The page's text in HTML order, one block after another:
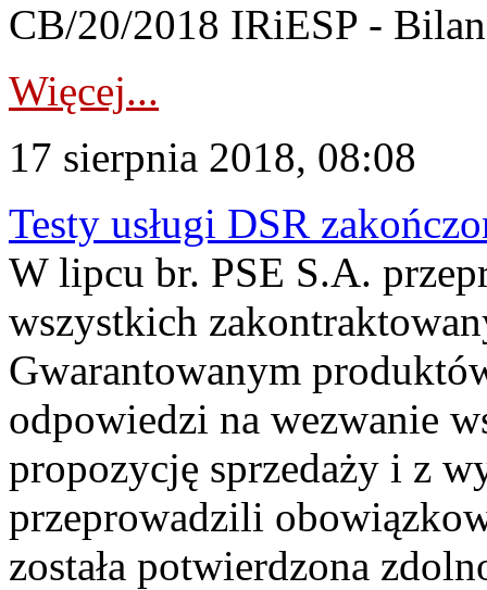
CB/20/2018 IRiESP -
Więcej...
17 sierpnia 2018, 08:08
Testy usługi DSR
W lipcu br. PSE S.A.
wszystkich
Gwarantowanym
odpowiedzi na wezwanie
propozycję sprzedaży i z
przeprowadzili
została potwierdzona